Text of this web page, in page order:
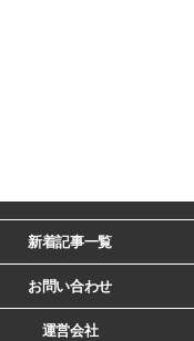
新着記事一覧
お問い合わせ
運営会社